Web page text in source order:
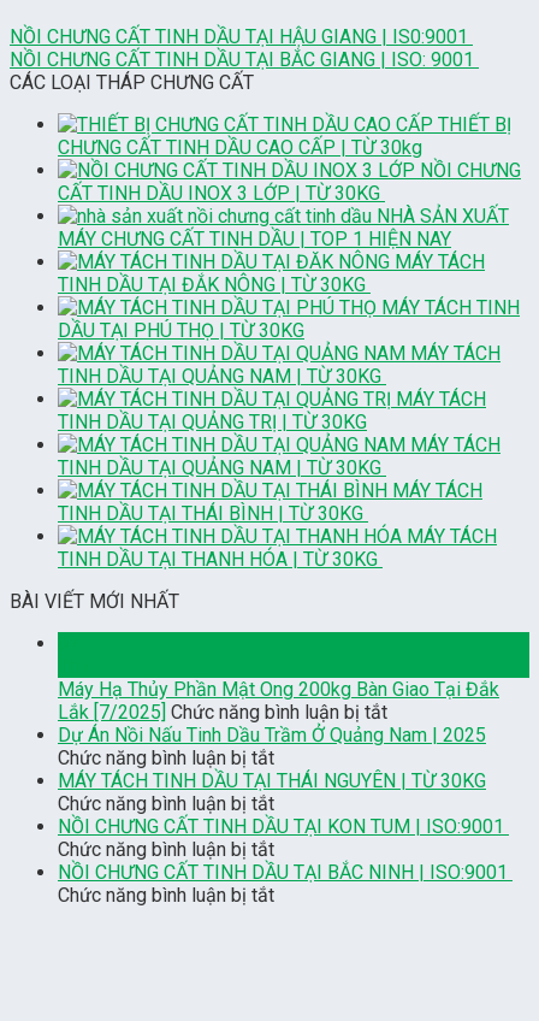
NỒI CHƯNG CẤT TINH DẦU TẠI HẬU GIANG | IS0:9001
NỒI CHƯNG CẤT TINH DẦU TẠI BẮC GIANG | ISO: 9001
CÁC LOẠI THÁP CHƯNG CẤT
THIẾT BỊ
CHƯNG CẤT TINH DẦU CAO CẤP | TỪ 30kg
NỒI CHƯNG
CẤT TINH DẦU INOX 3 LỚP | TỪ 30KG
NHÀ SẢN XUẤT
MÁY CHƯNG CẤT TINH DẦU | TOP 1 HIỆN NAY
MÁY TÁCH
TINH DẦU TẠI ĐẮK NÔNG | TỪ 30KG
MÁY TÁCH TINH
DẦU TẠI PHÚ THỌ | TỪ 30KG
MÁY TÁCH
TINH DẦU TẠI QUẢNG NAM | TỪ 30KG
MÁY TÁCH
TINH DẦU TẠI QUẢNG TRỊ | TỪ 30KG
MÁY TÁCH
TINH DẦU TẠI QUẢNG NAM | TỪ 30KG
MÁY TÁCH
TINH DẦU TẠI THÁI BÌNH | TỪ 30KG
MÁY TÁCH
TINH DẦU TẠI THANH HÓA | TỪ 30KG
BÀI VIẾT MỚI NHẤT
Máy Hạ Thủy Phần Mật Ong 200kg Bàn Giao Tại Đắk
Lắk [7/2025] Chức năng bình luận bị tắtở
Máy
Thủy
Mật
200kg
Dự Án Nồi Nấu Tinh Dầu Trầm Ở Quảng Nam | 2025
Chức năng bình luận bị tắtở
Dự
Án
Nồi
Nấu
Tinh
Dầu
MÁY TÁCH TINH DẦU TẠI THÁI NGUYÊN | TỪ 30KG
Chức năng bình luận bị tắtở
MÁY
TÁCH
TINH
DẦU
NỒI CHƯNG CẤT TINH DẦU TẠI KON TUM | ISO:9001
Chức năng bình luận bị tắtở
NỒI
CHƯNG
NỒI CHƯNG CẤT TINH DẦU TẠI BẮC NINH | ISO:9001
Chức năng bình luận bị tắtở